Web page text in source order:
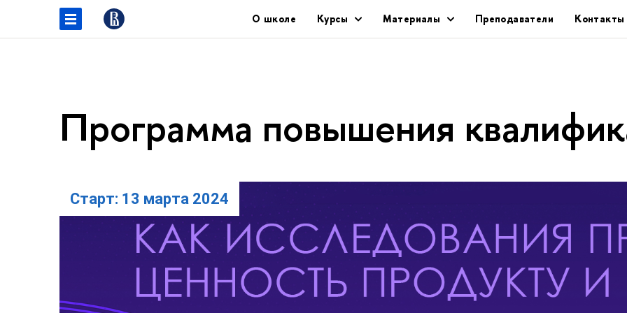
О школе Курсы Материалы Преподаватели Контакты
Программа повышения
Старт: 13 марта 2024